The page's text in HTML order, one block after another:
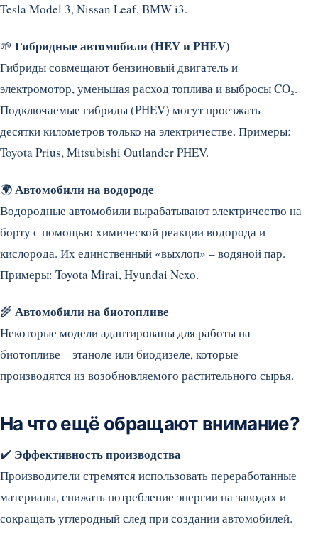
Tesla Model 3, Nissan Leaf, BMW i3.
🌱 Гибридные автомобили (HEV и PHEV)
Гибриды совмещают бензиновый двигатель и
электромотор, уменьшая расход топлива и выбросы CO₂.
Подключаемые гибриды (PHEV) могут проезжать
десятки километров только на электричестве. Примеры:
Toyota Prius, Mitsubishi Outlander PHEV.
🌍Автомобили на водороде
Водородные автомобили вырабатывают электричество на
борту с помощью химической реакции водорода и
кислорода. Их единственный «выхлоп» – водяной пар.
Примеры: Toyota Mirai, Hyundai Nexo.
🌾 Автомобили на биотопливе
Некоторые модели адаптированы для работы на
биотопливе – этаноле или биодизеле, которые
производятся из возобновляемого растительного сырья.
На что ещё обращают внимание?
✔️ Эффективность производства
Производители стремятся использовать переработанные
материалы, снижать потребление энергии на заводах и
сокращать углеродный след при создании автомобилей.